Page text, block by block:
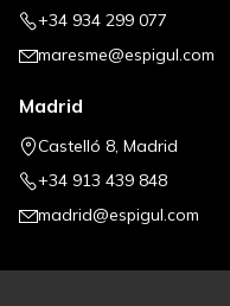
+34 934 299 077
maresme@espigul.com
Madrid
Castelló 8, Madrid
+34 913 439 848
madrid@espigul.com